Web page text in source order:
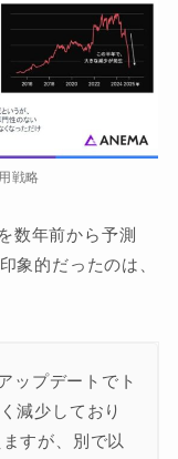
戦略
数年前から予測
象的だったのは、
ップデートでト
減少しており
すが、別で以